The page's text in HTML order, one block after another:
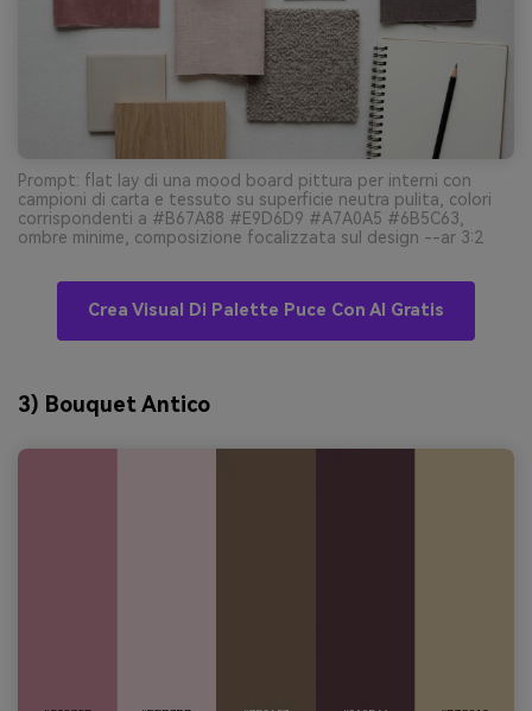
Prompt: flat lay di una mood board pittura per interni con
campioni di carta e tessuto su superficie neutra pulita, colori
corrispondenti a #B67A88 #E9D6D9 #A7A0A5 #6B5C63,
ombre minime, composizione focalizzata sul design --ar 3:2
Crea Visual Di Palette Puce Con AI Gratis
3) Bouquet Antico